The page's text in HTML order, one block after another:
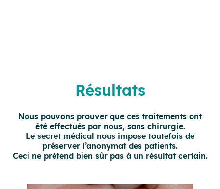
Résultats
Nous pouvons prouver que ces traitements ont
été effectués par nous, sans chirurgie.
Le secret médical nous impose toutefois de
préserver l’anonymat des patients.
Ceci ne prétend bien sûr pas à un résultat certain.